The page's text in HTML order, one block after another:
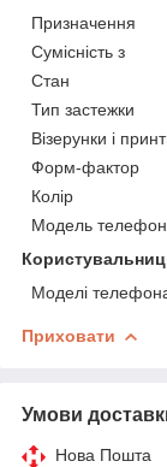
Призначення
Сумісність з
Стан
Тип застежки
Візерунки і
Форм-фактор
Колір
Модель
Моделі
Приховати
Умови
Нова Пошта